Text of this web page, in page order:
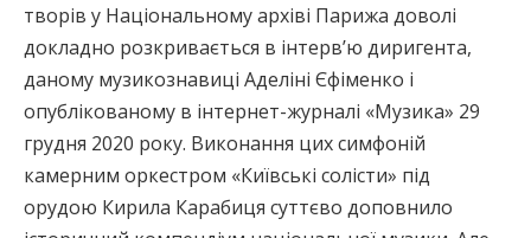
творів у Національному архіві Парижа доволі
докладно розкривається в інтерв’ю диригента,
даному музикознавиці Аделіні Єфіменко і
опублікованому в інтернет-журналі «Музика» 29
грудня 2020 року. Виконання цих симфоній
камерним оркестром «Київські солісти» під
орудою Кирила Карабиця суттєво доповнило